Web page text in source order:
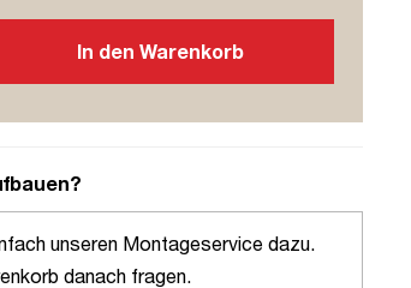
In den Warenkorb
unseren Montageservice dazu.
danach fragen.